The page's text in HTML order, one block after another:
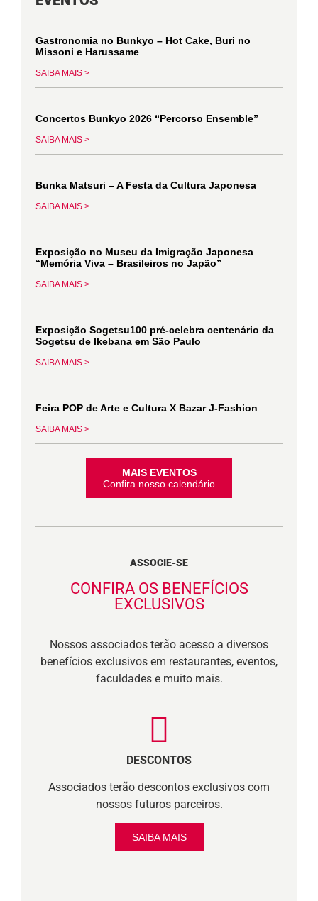
Gastronomia no Bunkyo – Hot Cake, Buri no
Missoni e Harussame
SAIBA MAIS >
Concertos Bunkyo 2026 “Percorso Ensemble”
SAIBA MAIS >
Bunka Matsuri – A Festa da Cultura Japonesa
SAIBA MAIS >
Exposição no Museu da Imigração Japonesa
“Memória Viva – Brasileiros no Japão”
SAIBA MAIS >
Exposição Sogetsu100 pré-celebra centenário da
Sogetsu de Ikebana em São Paulo
SAIBA MAIS >
Feira POP de Arte e Cultura X Bazar J-Fashion
SAIBA MAIS >
MAIS EVENTOS
Confira nosso calendário
ASSOCIE-SE
CONFIRA OS BENEFÍCIOS
EXCLUSIVOS
Nossos associados terão acesso a diversos
benefícios exclusivos em restaurantes, eventos,
faculdades e muito mais.
DESCONTOS
Associados terão descontos exclusivos com
nossos futuros parceiros.
SAIBA MAIS